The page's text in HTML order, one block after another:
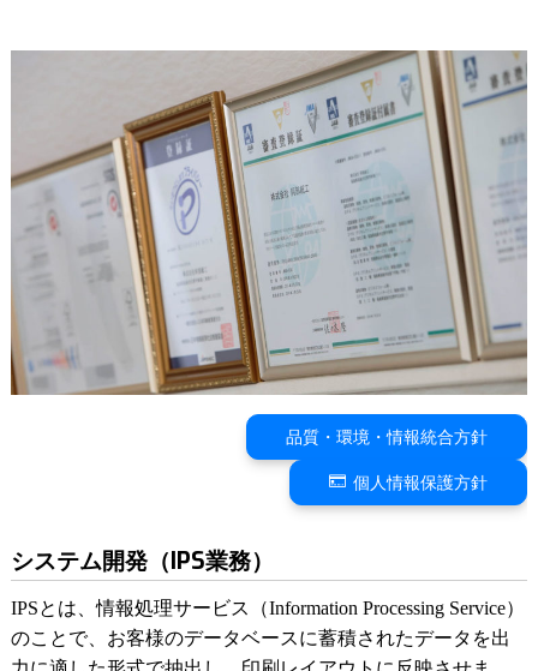
品質・環境・情報統合方針
個人情報保護方針
システム開発（IPS業務）
IPSとは、情報処理サービス（Information Processing Service）
のことで、お客様のデータベースに蓄積されたデータを出